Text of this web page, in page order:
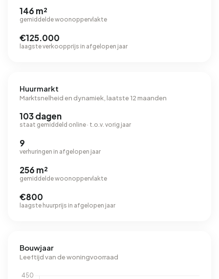
146 m²
gemiddelde woonoppervlakte
€125.000
laagste verkoopprijs in afgelopen jaar
Huurmarkt
Marktsnelheid en dynamiek, laatste 12 maanden
103 dagen
staat gemiddeld online · t.o.v. vorig jaar
9
verhuringen in afgelopen jaar
256 m²
gemiddelde woonoppervlakte
€800
laagste huurprijs in afgelopen jaar
Bouwjaar
Leeftijd van de woningvoorraad